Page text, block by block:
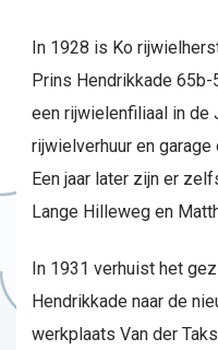
In 1928 is Ko
Prins Hendrikkade
een rijwielenfiliaal in de
rijwielverhuur en
Een jaar later zijn er
Lange Hilleweg en
In 1931 verhuist het
Hendrikkade naar de
werkplaats Van der